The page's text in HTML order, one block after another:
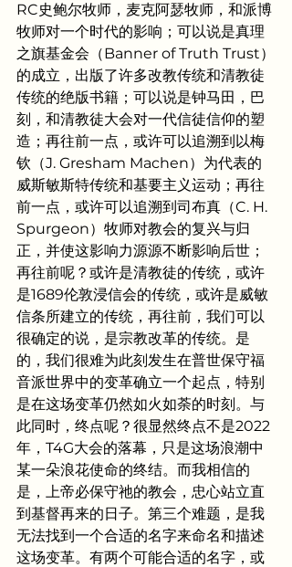
RC史鲍尔牧师，麦克阿瑟牧师，和派博
牧师对一个时代的影响；可以说是真理
之旗基金会（Banner of Truth Trust）
的成立，出版了许多改教传统和清教徒
传统的绝版书籍；可以说是钟马田，巴
刻，和清教徒大会对一代信徒信仰的塑
造；再往前一点，或许可以追溯到以梅
钦（J. Gresham Machen）为代表的
威斯敏斯特传统和基要主义运动；再往
前一点，或许可以追溯到司布真（C. H.
Spurgeon）牧师对教会的复兴与归
正，并使这影响力源源不断影响后世；
再往前呢？或许是清教徒的传统，或许
是1689伦敦浸信会的传统，或许是威敏
信条所建立的传统，再往前，我们可以
很确定的说，是宗教改革的传统。是
的，我们很难为此刻发生在普世保守福
音派世界中的变革确立一个起点，特别
是在这场变革仍然如火如荼的时刻。与
此同时，终点呢？很显然终点不是2022
年，T4G大会的落幕，只是这场浪潮中
某一朵浪花使命的终结。而我相信的
是，上帝必保守祂的教会，忠心站立直
到基督再来的日子。第三个难题，是我
无法找到一个合适的名字来命名和描述
这场变革。有两个可能合适的名字，或